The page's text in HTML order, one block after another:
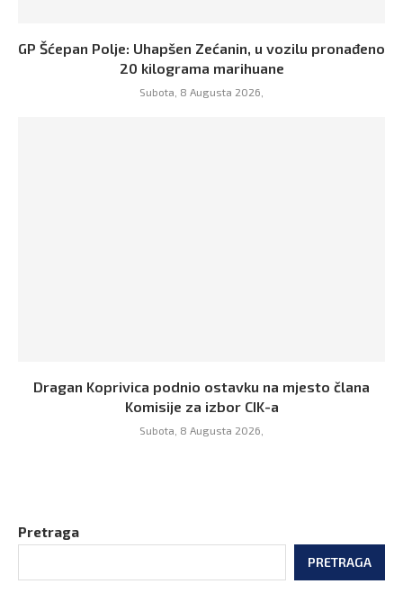
GP Šćepan Polje: Uhapšen Zećanin, u vozilu pronađeno
20 kilograma marihuane
Subota, 8 Augusta 2026,
Dragan Koprivica podnio ostavku na mjesto člana
Komisije za izbor CIK-a
Subota, 8 Augusta 2026,
Pretraga
PRETRAGA